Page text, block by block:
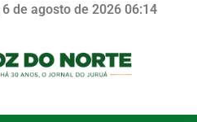
de agosto de 2026 06:14